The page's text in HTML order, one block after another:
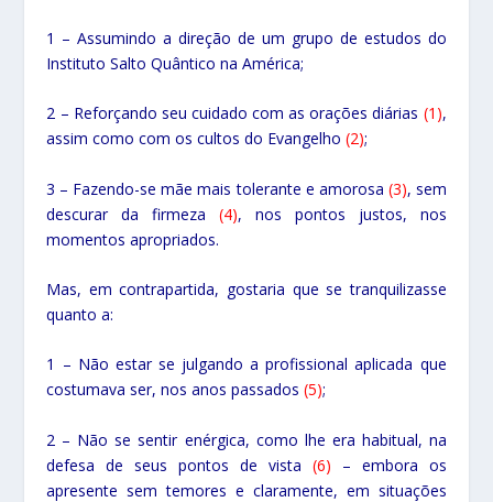
1 – Assumindo a direção de um grupo de estudos do
Instituto Salto Quântico na América;
2 – Reforçando seu cuidado com as orações diárias (1),
assim como com os cultos do Evangelho(2);
3 – Fazendo-se mãe mais tolerante e amorosa (3), sem
descurar da firmeza(4), nos pontos justos, nos
momentos apropriados.
Mas, em contrapartida, gostaria que se tranquilizasse
quanto a:
1 – Não estar se julgando a profissional aplicada que
costumava ser, nos anos passados (5);
2 – Não se sentir enérgica, como lhe era habitual, na
defesa de seus pontos de vista (6) – embora os
apresente sem temores e claramente, em situações